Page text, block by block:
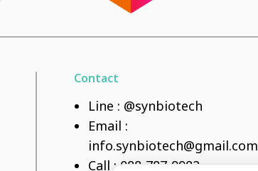
Contact
Line : @synbiotech
Email :
info.synbiotech@gmail.com
Call :088-787-9982